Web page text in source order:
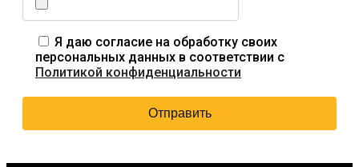
Я даю согласие на обработку своих
персональных данных в соответствии с
Политикой конфиденциальности